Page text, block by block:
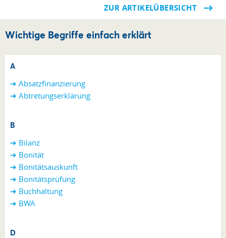
ZUR ARTIKELÜBERSICHT
Wichtige Begriffe einfach erklärt
A
➔ Absatzfinanzierung
➔ Abtretungserklärung
B
➔ Bilanz
➔ Bonität
➔ Bonitätsauskunft
➔ Bonitätsprüfung
➔ Buchhaltung
➔ BWA
D